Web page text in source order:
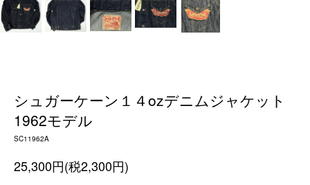
シュガーケーン１４ozデニムジャケット
1962モデル
SC11962A
25,300円(税2,300円)